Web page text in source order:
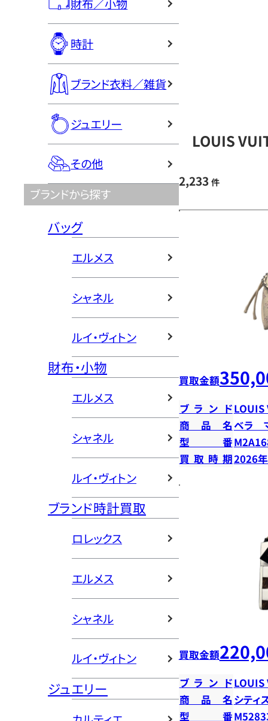
財布／小物
時計
ブランド衣料／雑貨
ジュエリー
その他
ブランドから探す
バッグ
エルメス
シャネル
ルイ・ヴィトン
財布・小物
エルメス
シャネル
ルイ・ヴィトン
ブランド時計買取
ロレックス
エルメス
シャネル
ルイ・ヴィトン
ジュエリー
LOUIS
2,233 件
買取金額
ブランドLOUIS
商品名ベラ
型番
買取時期2026
買取金額
ブランドLOUIS
商品名 シティ
型番